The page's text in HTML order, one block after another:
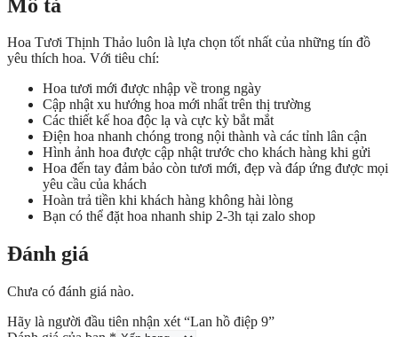
Mô tả
Hoa Tươi Thịnh Thảo luôn là lựa chọn tốt nhất của những tín đồ
yêu thích hoa. Với tiêu chí:
Hoa tươi mới được nhập về trong ngày
Cập nhật xu hướng hoa mới nhất trên thị trường
Các thiết kế hoa độc lạ và cực kỳ bắt mắt
Điện hoa nhanh chóng trong nội thành và các tỉnh lân cận
Hình ảnh hoa được cập nhật trước cho khách hàng khi gửi
Hoa đến tay đảm bảo còn tươi mới, đẹp và đáp ứng được mọi
yêu cầu của khách
Hoàn trả tiền khi khách hàng không hài lòng
Bạn có thể đặt hoa nhanh ship 2-3h tại zalo shop
Đánh giá
Chưa có đánh giá nào.
Hãy là người đầu tiên nhận xét “Lan hồ điệp 9”